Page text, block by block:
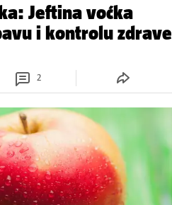
Jeftina voćka
i kontrolu zdrave
2